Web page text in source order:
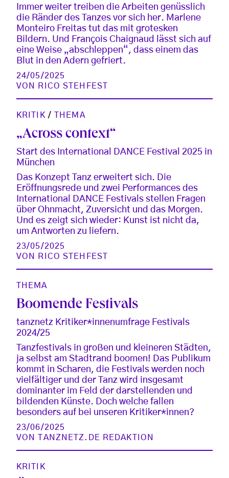
Immer weiter treiben die Arbeiten genüsslich
die Ränder des Tanzes vor sich her. Marlene
Monteiro Freitas tut das mit grotesken
Bildern. Und François Chaignaud lässt sich auf
eine Weise „abschleppen“, dass einem das
Blut in den Adern gefriert.
24/05/2025
VON
RICO STEHFEST
KRITIK / THEMA
„Across context“
Start des International DANCE Festival 2025 in
München
Das Konzept Tanz erweitert sich. Die
Eröffnungsrede und zwei Performances des
International DANCE Festivals stellen Fragen
über Ohnmacht, Zuversicht und das Morgen.
Und es zeigt sich wieder: Kunst ist nicht da,
um Antworten zu liefern.
23/05/2025
VON
RICO STEHFEST
THEMA
Boomende Festivals
tanznetz Kritiker*innenumfrage Festivals
2024/25
Tanzfestivals in großen und kleineren Städten,
ja selbst am Stadtrand boomen! Das Publikum
kommt in Scharen, die Festivals werden noch
vielfältiger und der Tanz wird insgesamt
dominanter im Feld der darstellenden und
bildenden Künste. Doch welche fallen
besonders auf bei unseren Kritiker*innen?
23/06/2025
VON
TANZNETZ.DE REDAKTION
KRITIK